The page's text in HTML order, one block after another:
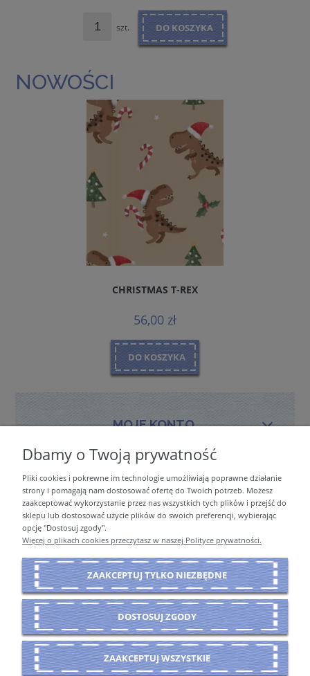
szt. DO KOSZYKA
NOWOŚCI
CHRISTMAS T-REX
56,00 zł
DO KOSZYKA
MOJE KONTO
PŁATNOŚCI I DOSTAWA
INFORMACJE
O NAS
POKAŻ PEŁNĄ WERSJĘ STRONY
Sklep internetowy Shoper Premium
Dbamy o Twoją prywatność
Pliki cookies i pokrewne im technologie umożliwiają poprawne działanie
strony i pomagają nam dostosować ofertę do Twoich potrzeb. Możesz
zaakceptować wykorzystanie przez nas wszystkich tych plików i przejść do
sklepu lub dostosować użycie plików do swoich preferencji, wybierając
opcję "Dostosuj zgody".
Więcej o plikach cookies przeczytasz w naszej Polityce prywatności.
ZAAKCEPTUJ TYLKO NIEZBĘDNE
DOSTOSUJ ZGODY
ZAAKCEPTUJ WSZYSTKIE